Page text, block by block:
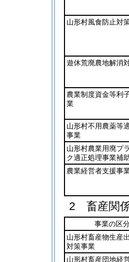
山形村風食防止対
遊休荒廃農地解消
農業制度資金等利
業
山形村不用農薬等
事業
山形村農業用廃プ
ク適正処理事業補
農業経営者支援事
2 畜産関
事業の区
山形村畜産物生産
対策事業
山形村畜産団地経